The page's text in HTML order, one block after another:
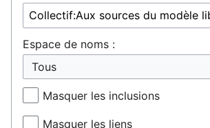
Espace de noms :
Masquer les inclusions
Masquer les liens